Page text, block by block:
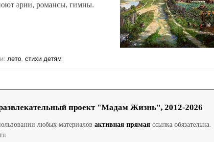
арии, романсы, гимны.
лето, стихи детям
проект "Мадам Жизнь", 2012-2026
любых материалов активная прямаяссылка обязательна.